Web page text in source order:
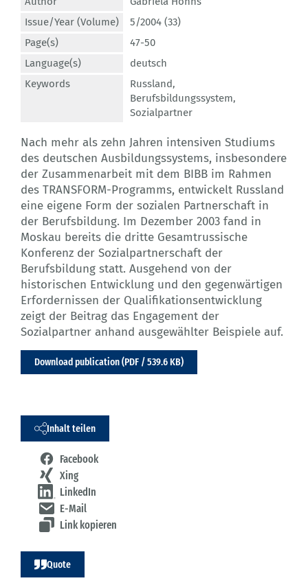
Issue/Year (Volume)
5/2004 (33)
Page(s)
47-50
Language(s)
deutsch
Keywords
Russland,
Berufsbildungssystem,
Sozialpartner
Nach mehr als zehn Jahren intensiven Studiums
des deutschen Ausbildungssystems, insbesondere
der Zusammenarbeit mit dem BIBB im Rahmen
des TRANSFORM-Programms, entwickelt Russland
eine eigene Form der sozialen Partnerschaft in
der Berufsbildung. Im Dezember 2003 fand in
Moskau bereits die dritte Gesamtrussische
Konferenz der Sozialpartnerschaft der
Berufsbildung statt. Ausgehend von der
historischen Entwicklung und den gegenwärtigen
Erfordernissen der Qualifikationsentwicklung
zeigt der Beitrag das Engagement der
Sozialpartner anhand ausgewählter Beispiele auf.
Download publication (PDF / 539.6 KB)
Inhalt teilen
Facebook
Xing
LinkedIn
E-Mail
Link kopieren
Quote